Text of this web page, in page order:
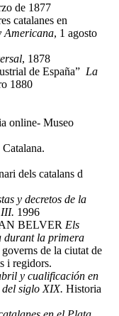
de 1877
catalanes en
Americana, 1 agosto
, 1878
de España” La
1880
online- Museo
dels catalans d
y decretos de la
III. 1996
BELVER Els
durant la primera
de la ciutat de
i regidors.
y cualificación en
siglo XIX. Historia